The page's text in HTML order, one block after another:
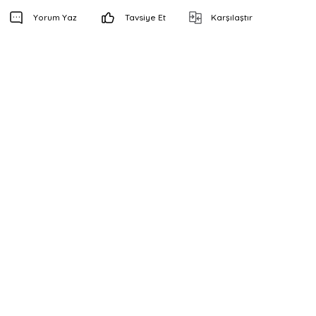
Yorum Yaz Tavsiye Et Karşılaştır